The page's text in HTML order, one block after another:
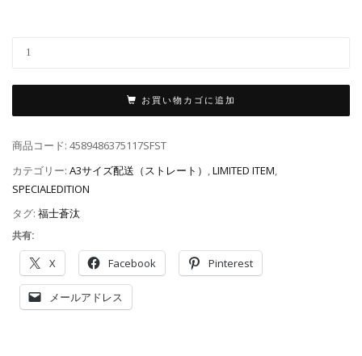
お買い物カゴに追加
商品コード: 4589486375117SFST
カテゴリー: A3サイズ配送（ストレート） LIMITED ITEM
SPECIALEDITION
タグ: 福士蒼汰
共有:
X Facebook Pinterest
メールアドレス